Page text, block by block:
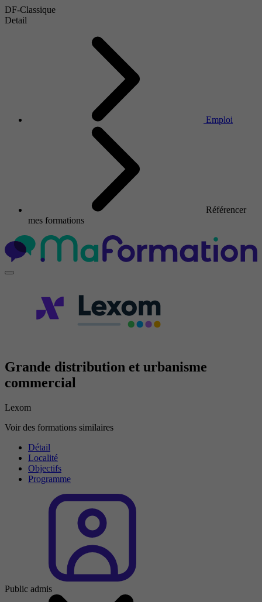
DF-Classique
Detail
Emploi
Référencer
mes formations
Grande distribution et urbanisme
commercial
Lexom
Voir des formations similaires
Détail
Localité
Objectifs
Programme
Public admis